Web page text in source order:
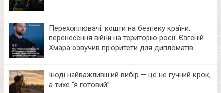
Перехоплювачі, кошти на безпеку країни,
перенесення війни на територію росії: Євгеній
Хмара озвучив пріоритети для дипломатів
Іноді найважливіший вибір — це не гучний крок,
а тихе “я готовий”.